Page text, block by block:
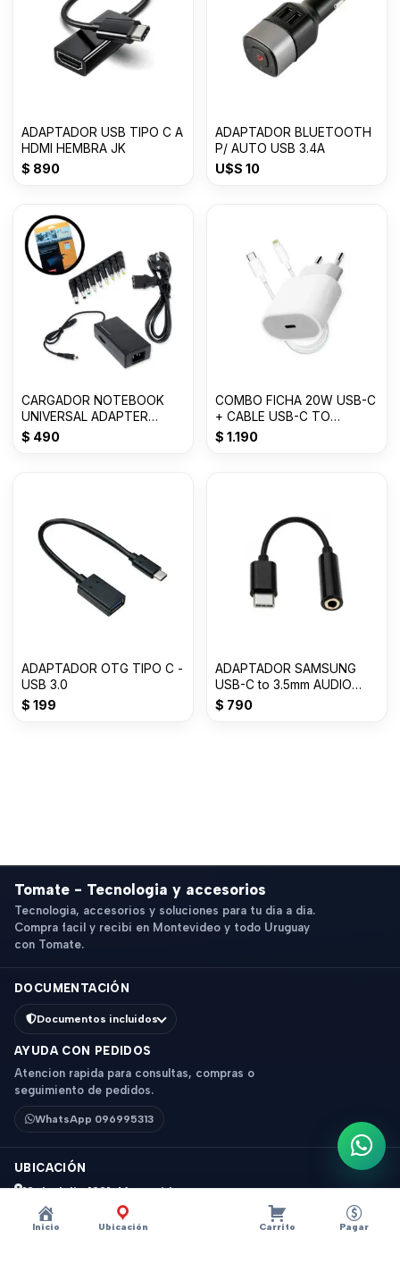
Inicio Ubicación Carrito Pagar
ADAPTADOR USB TIPO C A
HDMI HEMBRA JK
$ 890
ADAPTADOR BLUETOOTH
P/ AUTO USB 3.4A
U$S 10
CARGADOR NOTEBOOK
UNIVERSAL ADAPTER
AC/DC 8 FIL SY-96W
$ 490
COMBO FICHA 20W USB-C
+ CABLE USB-C TO
LIGHTNING - TOMATE
$ 1.190
ADAPTADOR OTG TIPO C -
USB 3.0
$ 199
ADAPTADOR SAMSUNG
USB-C to 3.5mm AUDIO
JACK
$ 790
Tomate - Tecnologia y accesorios
Tecnologia, accesorios y soluciones para tu dia a dia.
Compra facil y recibi en Montevideo y todo Uruguay
con Tomate.
DOCUMENTACIÓN
Documentos incluidos
AYUDA CON PEDIDOS
Atencion rapida para consultas, compras o
seguimiento de pedidos.
WhatsApp 096995313
UBICACIÓN
18 de Julio 1831, Montevideo
Horario: 9 a 18 hs